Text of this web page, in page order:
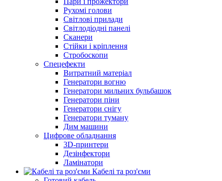
Рухомі голови
Світлові прилади
Світлодіодні панелі
Сканери
Стійки і кріплення
Стробоскопи
Спецефекти
Витратний матеріал
Генератори вогню
Генератори мильних бульбашок
Генератори піни
Генератори снігу
Генератори туману
Дим машини
Цифрове обладнання
3D-принтери
Дезінфектори
Ламінатори
Кабелі та роз'єми